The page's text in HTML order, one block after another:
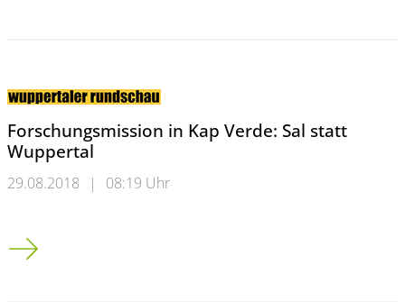
Forschungsmission in Kap Verde: Sal statt
Wuppertal
29.08.2018 | 08:19 Uhr
Forschungsmission in Kap Verde: Sal statt Wuppertal